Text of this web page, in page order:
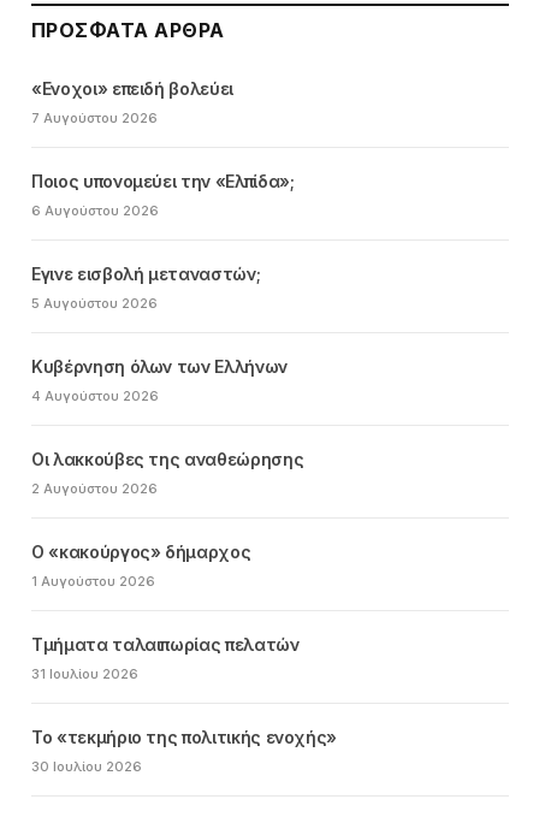
ΠΡΌΣΦΑΤΑ ΆΡΘΡΑ
«Ενοχοι» επειδή βολεύει
7 Αυγούστου 2026
Ποιος υπονομεύει την «Ελπίδα»;
6 Αυγούστου 2026
Εγινε εισβολή μεταναστών;
5 Αυγούστου 2026
Κυβέρνηση όλων των Ελλήνων
4 Αυγούστου 2026
Οι λακκούβες της αναθεώρησης
2 Αυγούστου 2026
Ο «κακούργος» δήμαρχος
1 Αυγούστου 2026
Τμήματα ταλαιπωρίας πελατών
31 Ιουλίου 2026
Το «τεκμήριο της πολιτικής ενοχής»
30 Ιουλίου 2026